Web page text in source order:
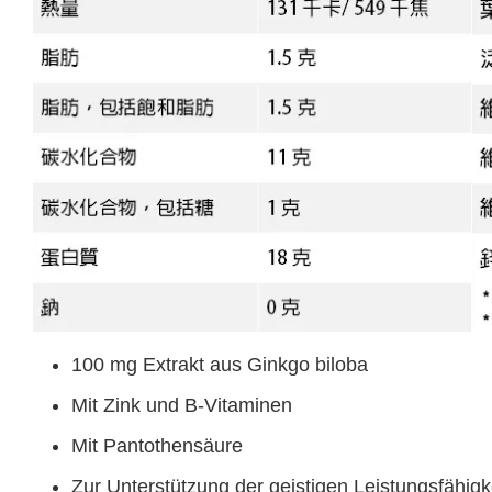
100 mg Extrakt aus Ginkgo biloba
Mit Zink und B-Vitaminen
Mit Pantothensäure
Zur Unterstützung der geistigen